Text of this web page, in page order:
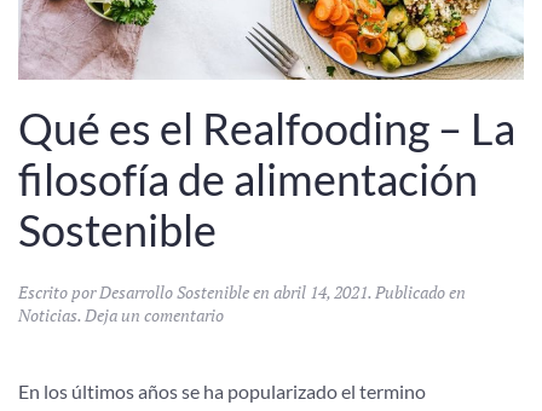
Qué es el Realfooding – La
filosofía de alimentación
Sostenible
Escrito porDesarrollo Sostenibleen abril 14, 2021. Publicado en
Noticias. Deja un comentario
En los últimos años se ha popularizado el termino